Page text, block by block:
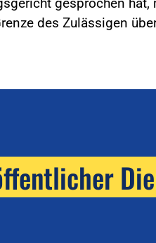
des Zulässigen